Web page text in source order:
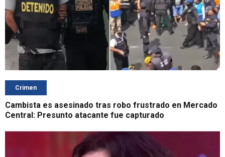
Crimen
Cambista es asesinado tras robo frustrado en Mercado
Central: Presunto atacante fue capturado